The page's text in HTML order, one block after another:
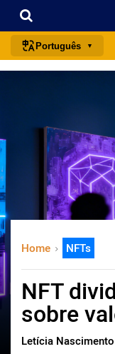
Português
français
italiano
deutsch
日本語
русский
العربية
ไทย
ქართული
Home NFTs
NFT
sobre
Letícia Nascimento